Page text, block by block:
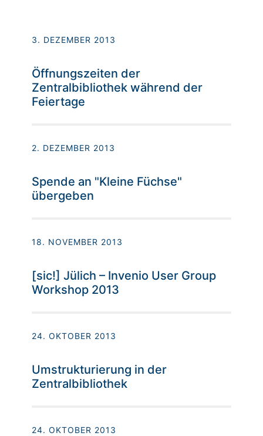
3. DEZEMBER 2013
Öffnungszeiten der
Zentralbibliothek während der
Feiertage
2. DEZEMBER 2013
Spende an "Kleine Füchse"
übergeben
18. NOVEMBER 2013
[sic!] Jülich – Invenio User Group
Workshop 2013
24. OKTOBER 2013
Umstrukturierung in der
Zentralbibliothek
24. OKTOBER 2013